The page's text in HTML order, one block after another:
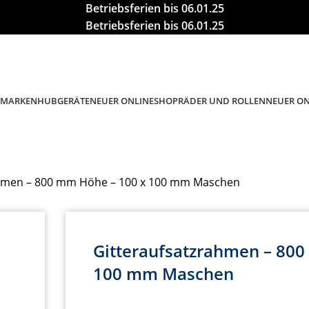
Betriebsferien bis 06.01.25
Betriebsferien bis 06.01.25
MARKENHUBGERÄTENEUER ONLINESHOPRÄDER UND ROLLENNEUER
– 800 mm Höhe – 100 x 100 mm Maschen
Gitteraufsatzrahmen –
100 mm Maschen